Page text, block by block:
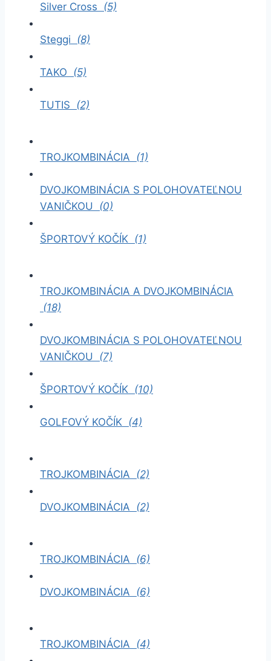
Silver Cross (5)
Steggi (8)
TAKO (5)
TUTIS (2)
TROJKOMBINÁCIA (1)
DVOJKOMBINÁCIA S POLOHOVATEĽNOU
VANIČKOU (0)
ŠPORTOVÝ KOČÍK (1)
TROJKOMBINÁCIA A DVOJKOMBINÁCIA
(18)
DVOJKOMBINÁCIA S POLOHOVATEĽNOU
VANIČKOU (7)
ŠPORTOVÝ KOČÍK (10)
GOLFOVÝ KOČÍK (4)
TROJKOMBINÁCIA (2)
DVOJKOMBINÁCIA (2)
TROJKOMBINÁCIA (6)
DVOJKOMBINÁCIA (6)
TROJKOMBINÁCIA (4)